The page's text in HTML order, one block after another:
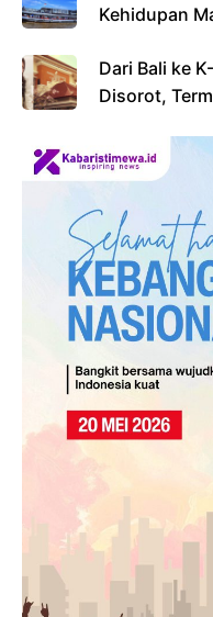
Kehidupan
Dari Bali ke
Disorot,